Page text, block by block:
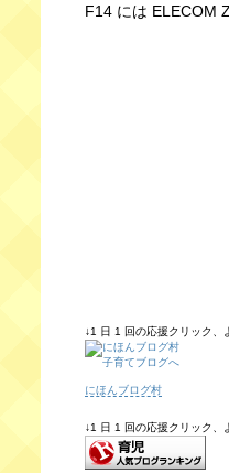
F14 には ELECOM
↓1 日 1 回の応援クリック、
にほんブログ村
↓1 日 1 回の応援クリック、